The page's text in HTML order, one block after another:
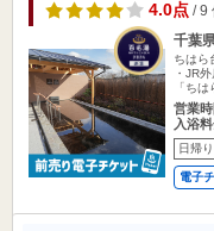
4.0点 / 9
千葉
ちはら
・JR
「ち
営業
入浴
日帰り
電子